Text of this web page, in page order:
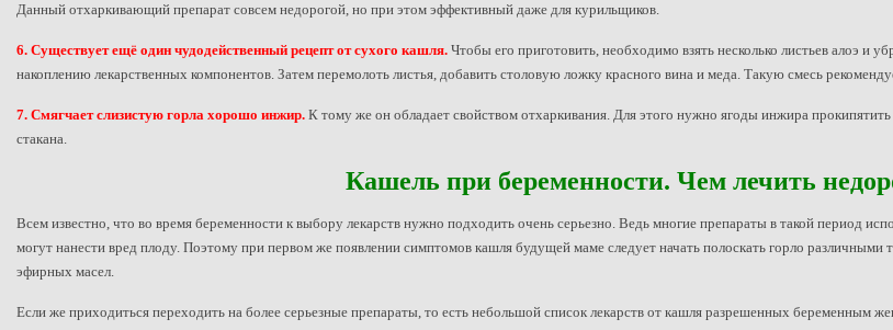
Данный отхаркивающий препарат совсем недорогой, но при этом эффективный даже для курильщиков.
6. Существует ещё один чудодейственный рецепт от сухого кашля. Чтобы его приготовить, необходимо взять несколько листьев алоэ и
накоплению лекарственных компонентов. Затем перемолоть листья, добавить столовую ложку красного вина и меда. Такую смесь
7. Смягчает слизистую горла хорошо инжир. К тому же он обладает свойством отхаркивания. Для этого нужно ягоды инжира
стакана.
Кашель при беременности. Чем лечить
Всем известно, что во время беременности к выбору лекарств нужно подходить очень серьезно. Ведь многие препараты в такой период
могут нанести вред плоду. Поэтому при первом же появлении симптомов кашля будущей маме следует начать полоскать горло
эфирных масел.
Если же приходиться переходить на более серьезные препараты, то есть небольшой список лекарств от кашля разрешенных беременным